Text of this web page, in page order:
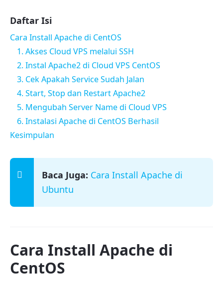
Daftar Isi
Cara Install Apache di CentOS
1. Akses Cloud VPS melalui SSH
2. Instal Apache2 di Cloud VPS CentOS
3. Cek Apakah Service Sudah Jalan
4. Start, Stop dan Restart Apache2
5. Mengubah Server Name di Cloud VPS
6. Instalasi Apache di CentOS Berhasil
Kesimpulan
Baca Juga: Cara Install Apache di
Ubuntu
Cara Install Apache di
CentOS